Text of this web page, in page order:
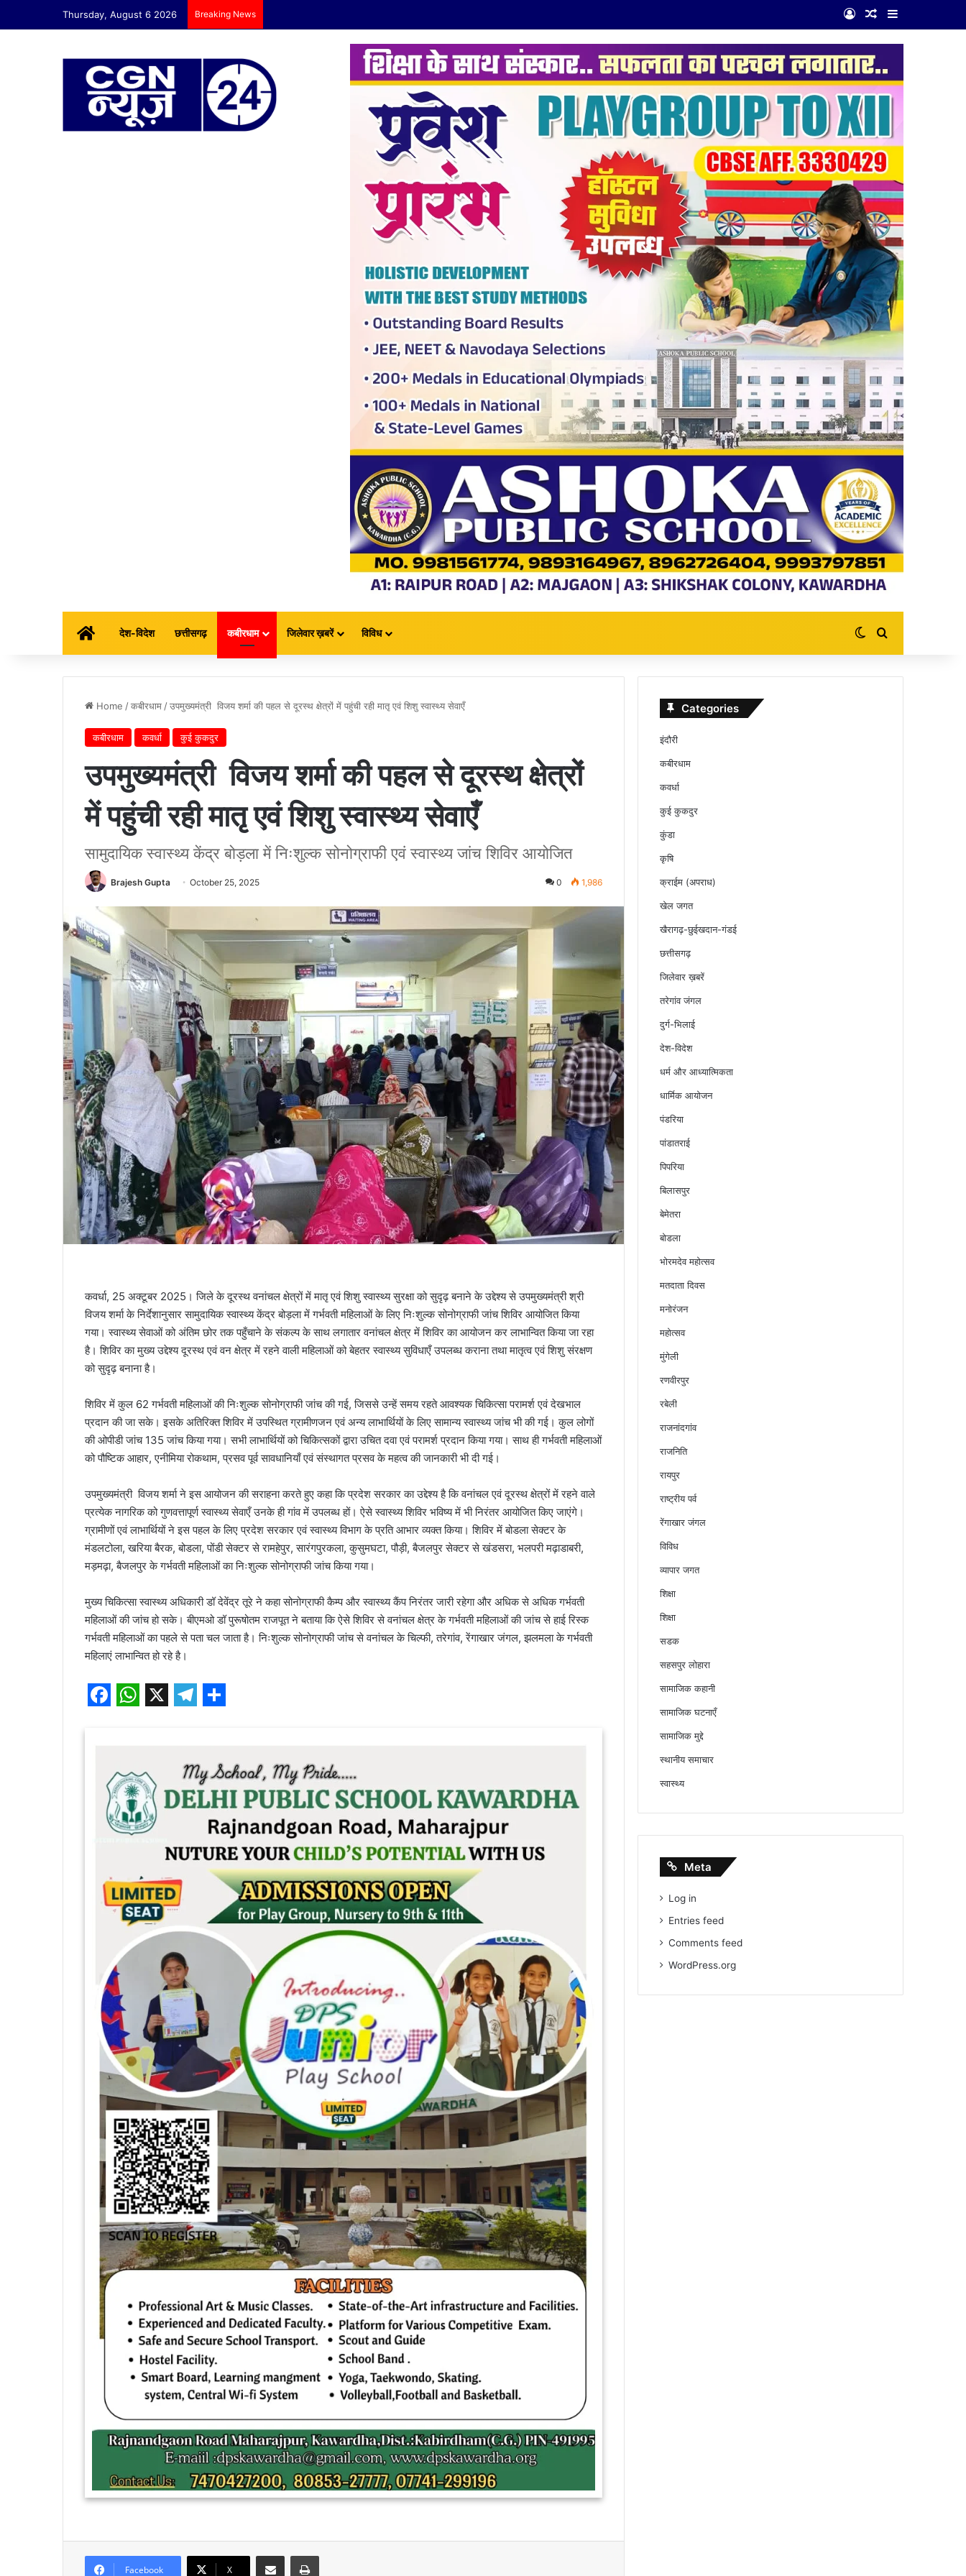
Thursday, August 6 2026 Breaking News Log InRandom Article
Sidebar
होम देश-विदेश छत्तीसगढ़ कबीरधाम जिलेवार ख़बरें विविध Switch skin
Search for
Home /कबीरधाम /उपमुख्यमंत्री विजय शर्मा की पहल से दूरस्थ क्षेत्रों में पहुंची रही मातृ एवं शिशु स्वास्थ्य सेवाएँ
कबीरधाम कवर्धा कुई कुकदुर
उपमुख्यमंत्री विजय शर्मा की पहल से दूरस्थ क्षेत्रों
में पहुंची रही मातृ एवं शिशु स्वास्थ्य सेवाएँ
सामुदायिक स्वास्थ्य केंद्र बोड़ला में निःशुल्क सोनोग्राफी एवं स्वास्थ्य जांच शिविर आयोजित
Brajesh Gupta October 25, 2025 0 1,986
कवर्धा, 25 अक्टूबर 2025। जिले के दूरस्थ वनांचल क्षेत्रों में मातृ एवं शिशु स्वास्थ्य सुरक्षा को सुदृढ़ बनाने के उद्देश्य से उपमुख्यमंत्री श्री
विजय शर्मा के निर्देशानुसार सामुदायिक स्वास्थ्य केंद्र बोड़ला में गर्भवती महिलाओं के लिए निःशुल्क सोनोग्राफी जांच शिविर आयोजित किया
गया। स्वास्थ्य सेवाओं को अंतिम छोर तक पहुँचाने के संकल्प के साथ लगातार वनांचल क्षेत्र में शिविर का आयोजन कर लाभान्वित किया जा रहा
है। शिविर का मुख्य उद्देश्य दूरस्थ एवं वन क्षेत्र में रहने वाली महिलाओं को बेहतर स्वास्थ्य सुविधाएँ उपलब्ध कराना तथा मातृत्व एवं शिशु संरक्षण
को सुदृढ़ बनाना है।
शिविर में कुल 62 गर्भवती महिलाओं की निःशुल्क सोनोग्राफी जांच की गई, जिससे उन्हें समय रहते आवश्यक चिकित्सा परामर्श एवं देखभाल
प्रदान की जा सके। इसके अतिरिक्त शिविर में उपस्थित ग्रामीणजन एवं अन्य लाभार्थियों के लिए सामान्य स्वास्थ्य जांच भी की गई। कुल लोगों
की ओपीडी जांच 135 जांच किया गया। सभी लाभार्थियों को चिकित्सकों द्वारा उचित दवा एवं परामर्श प्रदान किया गया। साथ ही गर्भवती महिलाओं
को पौष्टिक आहार, एनीमिया रोकथाम, प्रसव पूर्व सावधानियाँ एवं संस्थागत प्रसव के महत्व की जानकारी भी दी गई।
उपमुख्यमंत्री विजय शर्मा ने इस आयोजन की सराहना करते हुए कहा कि प्रदेश सरकार का उद्देश्य है कि वनांचल एवं दूरस्थ क्षेत्रों में रहने वाले
प्रत्येक नागरिक को गुणवत्तापूर्ण स्वास्थ्य सेवाएँ उनके ही गांव में उपलब्ध हों। ऐसे स्वास्थ्य शिविर भविष्य में भी निरंतर आयोजित किए जाएंगे।
ग्रामीणों एवं लाभार्थियों ने इस पहल के लिए प्रदेश सरकार एवं स्वास्थ्य विभाग के प्रति आभार व्यक्त किया। शिविर में बोडला सेक्टर के
मंडलटोला, खरिया बैरक, बोडला, पोंडी सेक्टर से रामहेपुर, सारंगपुरकला, कुसुमघटा, पौड़ी, बैजलपुर सेक्टर से खंडसरा, भलपरी मढ़ाडाबरी,
मड़मढ़ा, बैजलपुर के गर्भवती महिलाओं का निःशुल्क सोनोग्राफी जांच किया गया।
मुख्य चिकित्सा स्वास्थ्य अधिकारी डॉ देवेंद्र तूरे ने कहा सोनोग्राफी कैम्प और स्वास्थ्य कैंप निरंतर जारी रहेगा और अधिक से अधिक गर्भवती
महिलाओं की जांच हो सके। बीएमओ डॉ पुरूषोतम राजपूत ने बताया कि ऐसे शिविर से वनांचल क्षेत्र के गर्भवती महिलाओं की जांच से हाई रिस्क
गर्भवती महिलाओं का पहले से पता चल जाता है। निःशुल्क सोनोग्राफी जांच से वनांचल के चिल्फी, तरेगांव, रेंगाखार जंगल, झलमला के गर्भवती
महिलाएं लाभान्वित हो रहे है।
t
s
A
p
e
g
a
m
a
r
e
Facebook X
Share via Email Print
Categories
इंदौरी
कबीरधाम
कवर्धा
कुई कुकदुर
कुंडा
कृषि
क्राईम (अपराध)
खेल जगत
खैरागढ़-छुईखदान-गंडई
छत्तीसगढ़
जिलेवार ख़बरें
तरेगांव जंगल
दुर्ग-भिलाई
देश-विदेश
धर्म और आध्यात्मिकता
धार्मिक आयोजन
पंडरिया
पांडातराई
पिपरिया
बिलासपुर
बेमेतरा
बोडला
भोरमदेव महोत्सव
मतदाता दिवस
मनोरंजन
महोत्सव
मुंगेली
रणवीरपुर
रबेली
राजनांदगांव
राजनिति
रायपुर
राष्ट्रीय पर्व
रेंगाखार जंगल
विविध
व्यापार जगत
शिक्षा
शिक्षा
सडक
सहसपुर लोहारा
सामाजिक कहानी
सामाजिक घटनाएँ
सामाजिक मुद्दे
स्थानीय समाचार
स्वास्थ्य
Meta
Log in
Entries feed
Comments feed
WordPress.org